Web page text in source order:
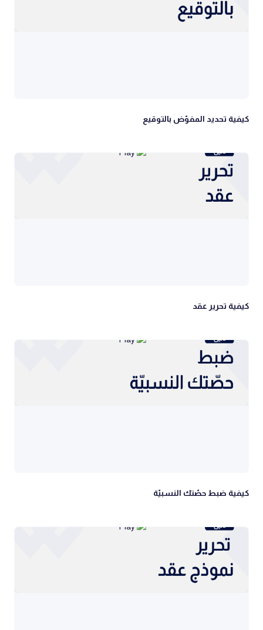
كيفية تحديد المفوّض بالتوقيع
كيفية تحرير عقد
كيفية ضبط حصّتك النسبيّة